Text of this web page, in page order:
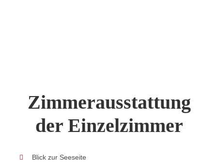
Zimmerausstattung
der Einzelzimmer
Blick zur Seeseite